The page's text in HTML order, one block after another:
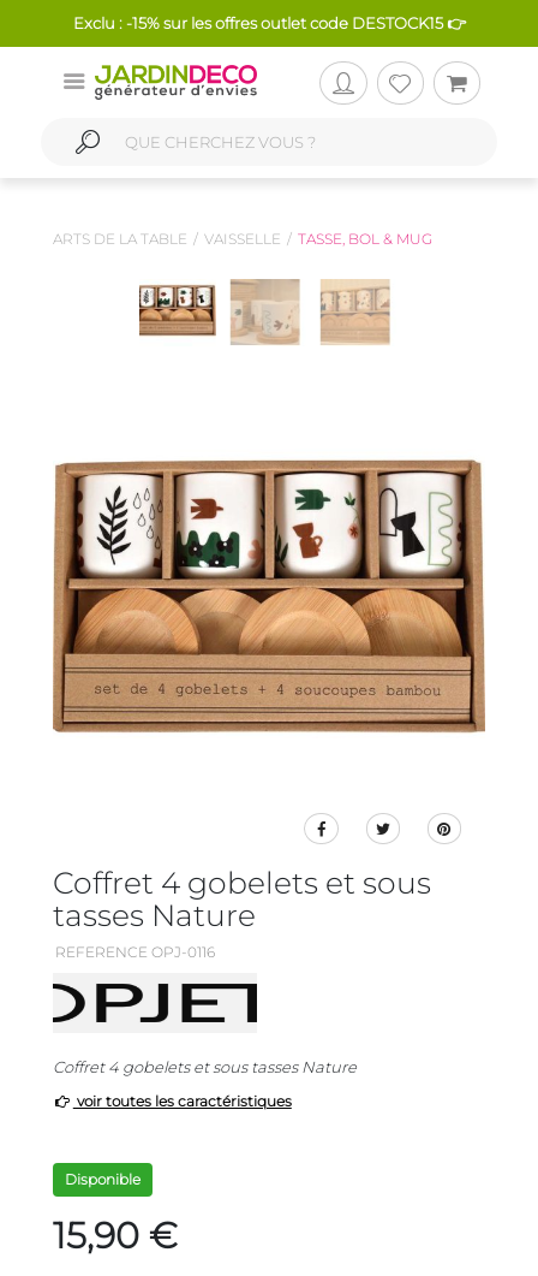
Exclu : -15% sur les offres outlet code DESTOCK15 👉
ARTS DE LA TABLE VAISSELLE TASSE, BOL & MUG
Coffret 4 gobelets et sous
tasses Nature
REFERENCE OPJ-0116
Coffret 4 gobelets et sous tasses Nature
voir toutes les caractéristiques
Disponible
15,90 €